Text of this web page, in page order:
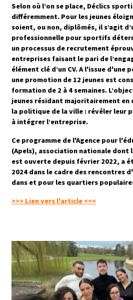
Selon où l’on se place, Déclics
différemment. Pour les jeunes
soient, ou non, diplômés, il s’agit
professionnelle pour sportifs
un processus de recrutement
entreprises faisant le pari de
élément clé d’un CV. A l'issue
une promotion de 12 jeunes est
formation de 2 à 4 semaines.
jeunes résidant majoritairement
la politique de la ville : révéler leur
à intégrer l’entreprise.
Ce programme de l'Agence pour
(Apels), association nationale dont
est ouverte depuis février 2022, a
2024 dans le cadre des rencontres
dans et pour les quartiers
>>> Lien vers l'article <<<